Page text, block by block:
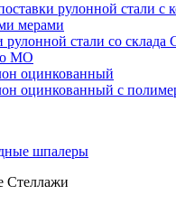
рулонной стали с
мерами
рулонной стали со склада
МО
оцинкованный
оцинкованный с
шпалеры
Стеллажи